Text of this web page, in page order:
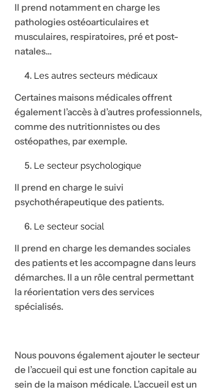
Il prend notamment en charge les
pathologies ostéoarticulaires et
musculaires, respiratoires, pré et post-
natales…
Les autres secteurs médicaux
Certaines maisons médicales offrent
également l’accès à d’autres professionnels,
comme des nutritionnistes ou des
ostéopathes, par exemple.
Le secteur psychologique
Il prend en charge le suivi
psychothérapeutique des patients.
Le secteur social
Il prend en charge les demandes sociales
des patients et les accompagne dans leurs
démarches. Il a un rôle central permettant
la réorientation vers des services
spécialisés.
Nous pouvons également ajouter le secteur
de l’accueil qui est une fonction capitale au
sein de la maison médicale. L’accueil est un